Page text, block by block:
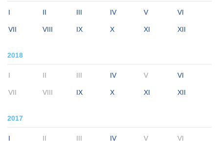
I II III IV V VI
VII VIII IX X XI XII
2018
I II III IV V VI
VII VIII IX X XI XII
2017
I II III IV V VI